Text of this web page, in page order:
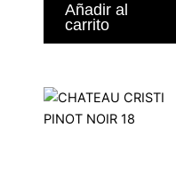
Añadir al
carrito